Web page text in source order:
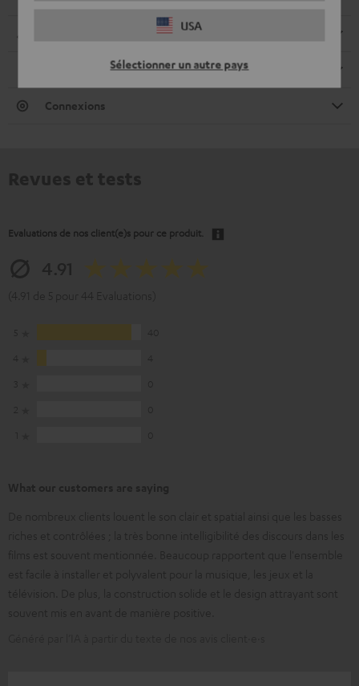
USA
Sélectionner un autre pays
Haut-parleurs
Connexions
Evaluations de nos client(e)s pour ce produit.